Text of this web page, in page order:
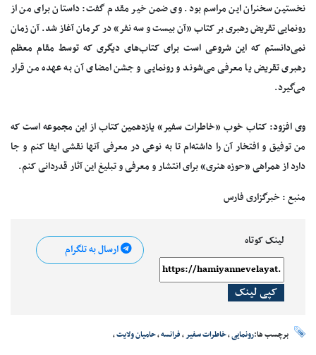
نخستین سخنران این مراسم بود. وی ضمن خیر مقدم گفت: داستان برای من از
رونمایی تقریض رهبری بر کتاب «آن بیست و سه نفر» در کرمان آغاز شد. آن زمان
نمی‌دانستم که این شروعی است برای کتاب‌های دیگری که توسط مقام معظم
رهبری تقریض یا معرفی می‌شوند و رونمایی و جشن امضای آن به عهده من قرار
می‌گیرد.
وی افزود: کتاب خوب «خاطرات سفیر» یازدهمین کتاب از این مجموعه است که
من توفیق و افتخار آن را داشته‌ام تا به نوعی در معرفی آنها نقشی ایفا کنم و جا
دارد از همراهی «حوزه هنری» برای انتشار و معرفی و تبلیغ این آثار قدردانی کنم.
منبع : خبرگزاری فارس
لینک کوتاه
کپی لینک
ارسال به تلگرام
برچسب ها:رونمایی،خاطرات سفیر،فرانسه،حامیان ولایت،